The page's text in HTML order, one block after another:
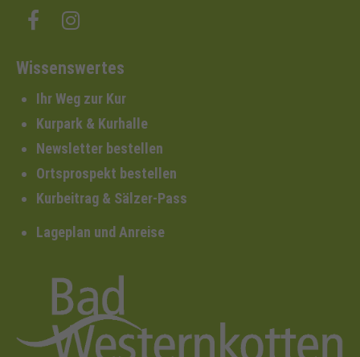
Wissenswertes
Ihr Weg zur Kur
Kurpark & Kurhalle
Newsletter bestellen
Ortsprospekt bestellen
Kurbeitrag & Sälzer-Pass
Lageplan und Anreise